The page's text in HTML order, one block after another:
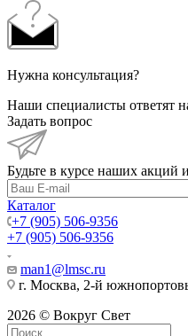
Нужна консультация?
Наши специалисты ответят
Задать вопрос
Будьте в курсе наших акций
Каталог
+7 (905) 506-9356
+7 (905) 506-9356
man1@lmsc.ru
г. Москва, 2-й
2026 © Вокруг Свет